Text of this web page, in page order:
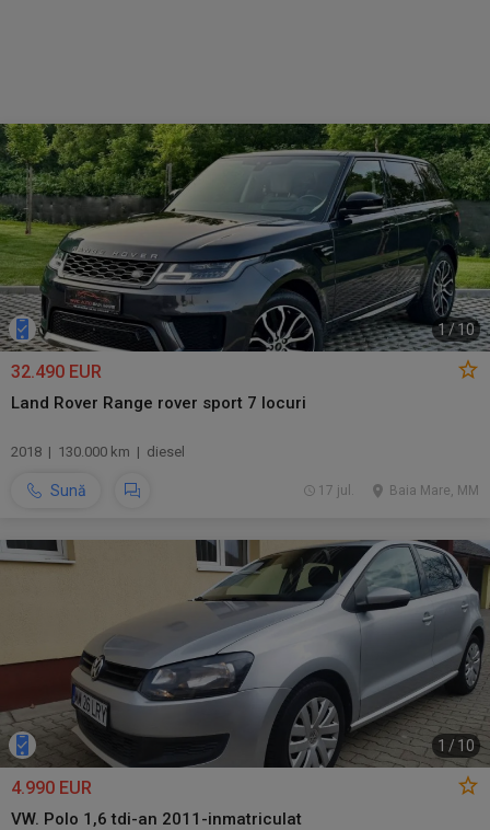
1/10
32.490 EUR
Land Rover Range rover sport 7 locuri
2018 | 130.000 km | diesel
Sună Baia Mare, MM
17 jul.
1 / 10
4.990 EUR
VW. Polo 1,6 tdi-an 2011-inmatriculat